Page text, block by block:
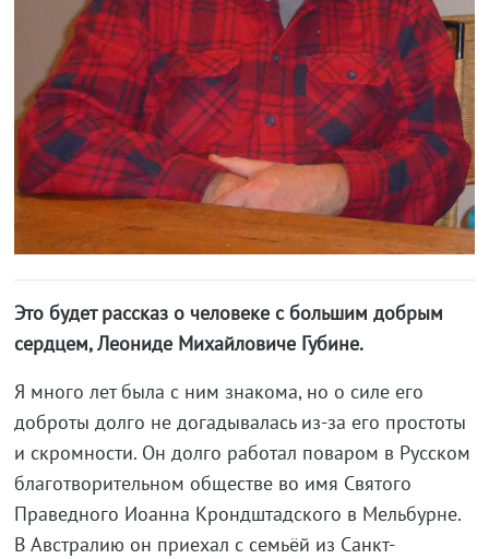
Это будет рассказ о человеке с большим добрым
сердцем, Леониде Михайловиче Губине.
Я много лет была с ним знакома, но о силе его
доброты долго не догадывалась из-за его простоты
и скромности. Он долго работал поваром в Русском
благотворительном обществе во имя Святого
Праведного Иоанна Крондштадского в Мельбурне.
В Австралию он приехал с семьёй из Санкт-